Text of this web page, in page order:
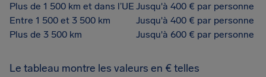
Plus de 1 500 km et dans l’UE Jusqu'à 400 € par personne
Entre 1 500 et 3 500 km
Jusqu'à 400 € par personne
Plus de 3 500 km
Jusqu'à 600 € par personne
Le tableau montre les valeurs en € telles